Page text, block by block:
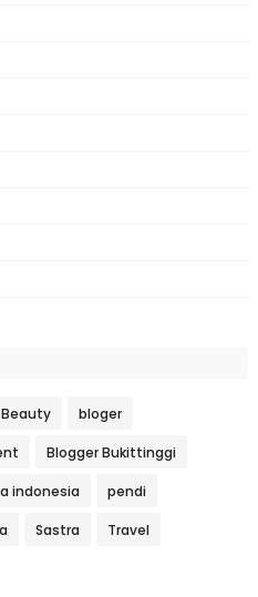
Beauty bloger
Blogger Bukittinggi
indonesia pendi
Sastra Travel